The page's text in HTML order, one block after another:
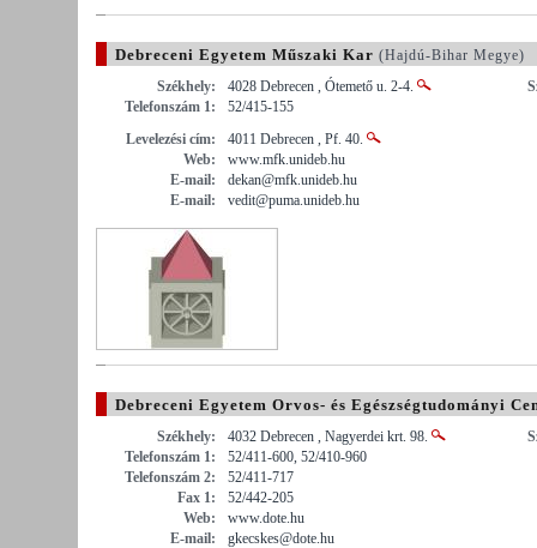
Debreceni Egyetem Műszaki Kar (Hajdú-Bihar Megye)
Székhely:
4028 Debrecen , Ótemető u. 2-4.
Telefonszám 1:
52/415-155
Levelezési cím:
4011 Debrecen , Pf. 40.
Web:
www.mfk.unideb.hu
E-mail:
dekan@mfk.unideb.hu
E-mail:
vedit@puma.unideb.hu
Debreceni Egyetem Orvos- és Egészségtudományi
Székhely:
4032 Debrecen , Nagyerdei krt. 98.
Telefonszám 1:
52/411-600, 52/410-960
Telefonszám 2:
52/411-717
Fax 1:
52/442-205
Web:
www.dote.hu
E-mail:
gkecskes@dote.hu